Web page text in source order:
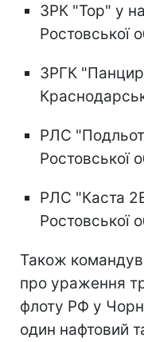
ЗРК "Тор" у
Ростовської
ЗРГК
РЛС
Ростовської
РЛС "Каста
Ростовської
Також
про ураження
флоту РФ у
один нафтовий